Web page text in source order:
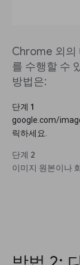
Chrome 외의
를 수행할 수
방법은:
단계 1
google.com/
릭하세요.
단계 2
이미지 원본이나